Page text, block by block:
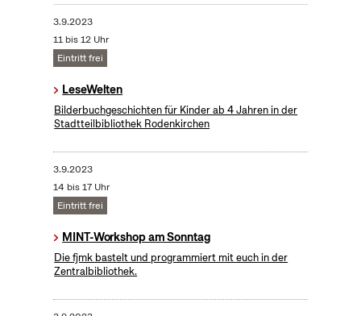
3.9.2023
11 bis 12 Uhr
Eintritt frei
LeseWelten
Bilderbuchgeschichten für Kinder ab 4 Jahren in der
Stadtteilbibliothek Rodenkirchen
3.9.2023
14 bis 17 Uhr
Eintritt frei
MINT-Workshop am Sonntag
Die fjmk bastelt und programmiert mit euch in der
Zentralbibliothek.